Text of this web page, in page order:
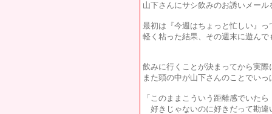
山下さんにサシ飲みのお誘いメー
最初は『今週はちょっと忙しい』
軽く粘った結果、その週末に遊ん
飲みに行くことが決まってから実
また頭の中が山下さんのことでいっ
「このままこういう距離感でいたら
好きじゃないのに好きだって勘違